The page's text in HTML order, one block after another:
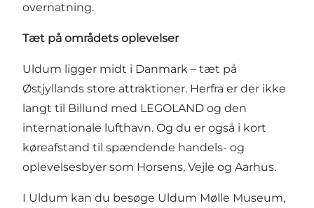
overnatning.
Tæt på områdets oplevelser
Uldum ligger midt i Danmark – tæt på
Østjyllands store attraktioner. Herfra er der ikke
langt til Billund med LEGOLAND og den
internationale lufthavn. Og du er også i kort
køreafstand til spændende handels- og
oplevelsesbyer som Horsens, Vejle og Aarhus.
I Uldum kan du besøge Uldum Mølle Museum,